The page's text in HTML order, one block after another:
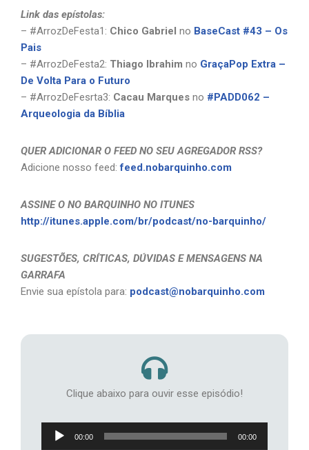
Link das epístolas:
– #ArrozDeFesta1: Chico Gabriel no BaseCast #43 – Os
Pais
– #ArrozDeFesta2: Thiago Ibrahim no GraçaPop Extra –
De Volta Para o Futuro
– #ArrozDeFesrta3: Cacau Marques no #PADD062 –
Arqueologia da Bíblia
QUER ADICIONAR O FEED NO SEU AGREGADOR RSS?
Adicione nosso feed:feed.nobarquinho.com
ASSINE O NO BARQUINHO NO ITUNES
http://itunes.apple.com/br/podcast/no-barquinho/
SUGESTÕES, CRÍTICAS, DÚVIDAS E MENSAGENS NA
GARRAFA
Envie sua epístola para: podcast@nobarquinho.com
Clique abaixo para ouvir esse episódio!
Tocador00:00 00:00